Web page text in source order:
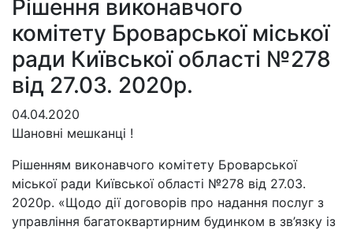
Рішення виконавчого
комітету Броварської міської
ради Київської області №278
від 27.03. 2020р.
04.04.2020
Шановні мешканці !
Рішенням виконавчого комітету Броварської
міської ради Київської області №278 від 27.03.
2020р. «Щодо дії договорів про надання послуг з
управління багатоквартирним будинком в зв’язку із